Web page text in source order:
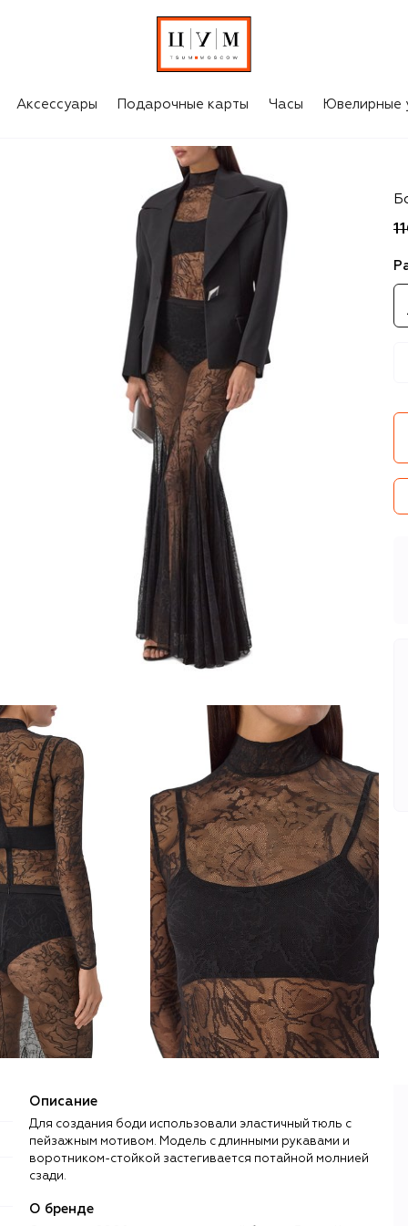
Аксессуары Подарочные карты Часы Ювелирные
Описание
Для создания боди использовали эластичный тюль с
пейзажным мотивом. Модель с длинными рукавами и
воротником-стойкой застегивается потайной молнией
сзади.
О бренде